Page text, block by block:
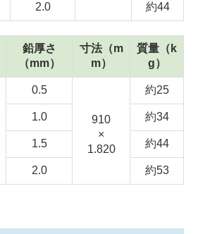
2.0 約44
鉛厚さ
（mm）
寸法（m
m）
質量（k
g）
0.5
910
×
1.820
約25
1.0 約34
1.5 約44
2.0 約53